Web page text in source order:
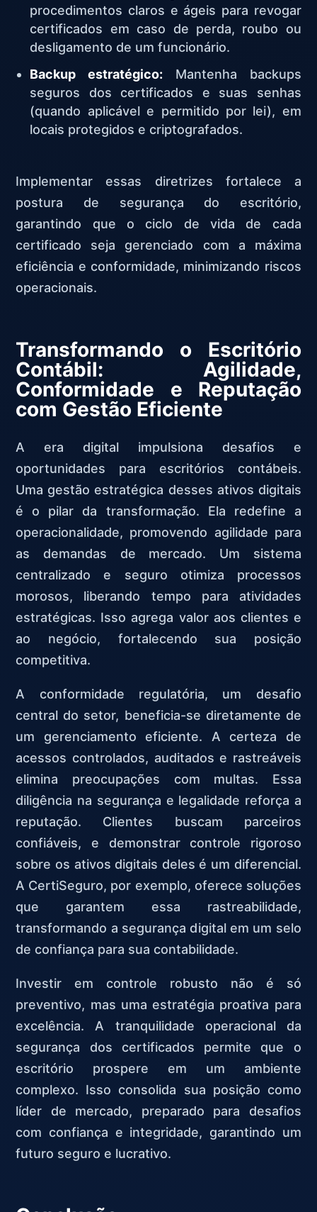
procedimentos claros e ágeis para revogar
certificados em caso de perda, roubo ou
desligamento de um funcionário.
Backup estratégico: Mantenha backups
seguros dos certificados e suas senhas
(quando aplicável e permitido por lei), em
locais protegidos e criptografados.
Implementar essas diretrizes fortalece a
postura de segurança do escritório,
garantindo que o ciclo de vida de cada
certificado seja gerenciado com a máxima
eficiência e conformidade, minimizando riscos
operacionais.
Transformando o Escritório
Contábil: Agilidade,
Conformidade e Reputação
com Gestão Eficiente
A era digital impulsiona desafios e
oportunidades para escritórios contábeis.
Uma gestão estratégica desses ativos digitais
é o pilar da transformação. Ela redefine a
operacionalidade, promovendo agilidade para
as demandas de mercado. Um sistema
centralizado e seguro otimiza processos
morosos, liberando tempo para atividades
estratégicas. Isso agrega valor aos clientes e
ao negócio, fortalecendo sua posição
competitiva.
A conformidade regulatória, um desafio
central do setor, beneficia-se diretamente de
um gerenciamento eficiente. A certeza de
acessos controlados, auditados e rastreáveis
elimina preocupações com multas. Essa
diligência na segurança e legalidade reforça a
reputação. Clientes buscam parceiros
confiáveis, e demonstrar controle rigoroso
sobre os ativos digitais deles é um diferencial.
A CertiSeguro, por exemplo, oferece soluções
que garantem essa rastreabilidade,
transformando a segurança digital em um selo
de confiança para sua contabilidade.
Investir em controle robusto não é só
preventivo, mas uma estratégia proativa para
excelência. A tranquilidade operacional da
segurança dos certificados permite que o
escritório prospere em um ambiente
complexo. Isso consolida sua posição como
líder de mercado, preparado para desafios
com confiança e integridade, garantindo um
futuro seguro e lucrativo.